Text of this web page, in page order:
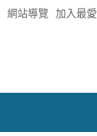
網站導覽 加入最愛